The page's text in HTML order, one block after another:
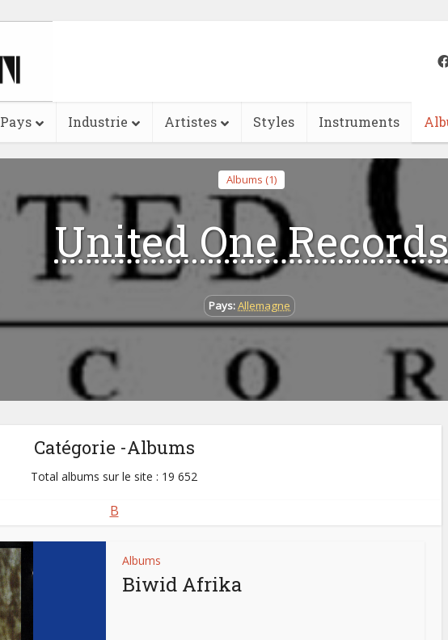
Pays Industrie Artistes Styles Instruments
Albums (1)
United One Records
Pays:Allemagne
Catégorie -Albums
Total albums sur le site : 19 652
B
Albums
Biwid Afrika